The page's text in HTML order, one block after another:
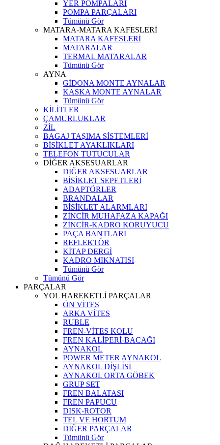
YER POMPALARI
POMPA PARÇALARI
Tümünü Gör
MATARA-MATARA KAFESLERİ
MATARA KAFESLERİ
MATARALAR
TERMAL MATARALAR
Tümünü Gör
AYNA
GİDONA MONTE AYNALAR
KASKA MONTE AYNALAR
Tümünü Gör
KİLİTLER
ÇAMURLUKLAR
ZİL
BAGAJ TAŞIMA SİSTEMLERİ
BİSİKLET AYAKLIKLARI
TELEFON TUTUCULAR
DİĞER AKSESUARLAR
DİĞER AKSESUARLAR
BİSİKLET SEPETLERİ
ADAPTÖRLER
BRANDALAR
BİSİKLET ALARMLARI
ZİNCİR MUHAFAZA KAPAĞI
ZİNCİR-KADRO KORUYUCU
PAÇA BANTLARI
REFLEKTÖR
KİTAP DERGİ
KADRO MIKNATISI
Tümünü Gör
Tümünü Gör
PARÇALAR
YOL HAREKETLİ PARÇALAR
ÖN VİTES
ARKA VİTES
RUBLE
FREN-VİTES KOLU
FREN KALİPERİ-BACAĞI
AYNAKOL
POWER METER AYNAKOL
AYNAKOL DİŞLİSİ
AYNAKOL ORTA GÖBEK
GRUP SET
FREN BALATASI
FREN PAPUCU
DISK-ROTOR
TEL VE HORTUM
DİĞER PARÇALAR
Tümünü Gör